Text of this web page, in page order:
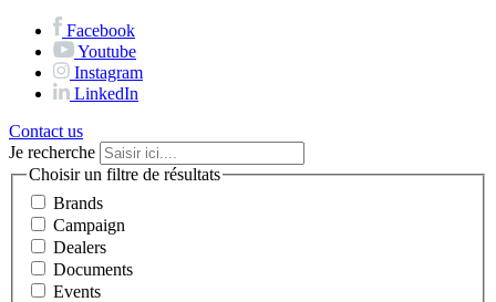
Facebook
Youtube
Instagram
LinkedIn
Contact us
Je recherche
Choisir un filtre de résultats
Brands
Campaign
Dealers
Documents
Events